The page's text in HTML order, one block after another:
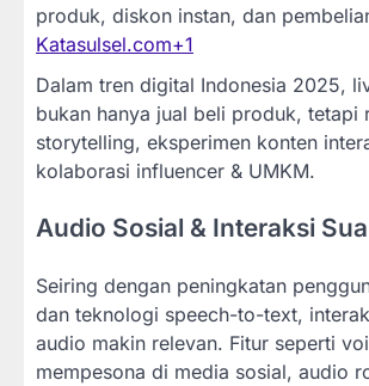
produk, diskon instan, dan
Katasulsel.com+1
Dalam tren digital Indonesia 2025,
bukan hanya jual beli produk, tetapi
storytelling, eksperimen konten
kolaborasi influencer & UMKM.
Audio Sosial & Interaksi
Seiring dengan peningkatan
dan teknologi speech-to-text,
audio makin relevan. Fitur seperti
mempesona di media sosial, audio